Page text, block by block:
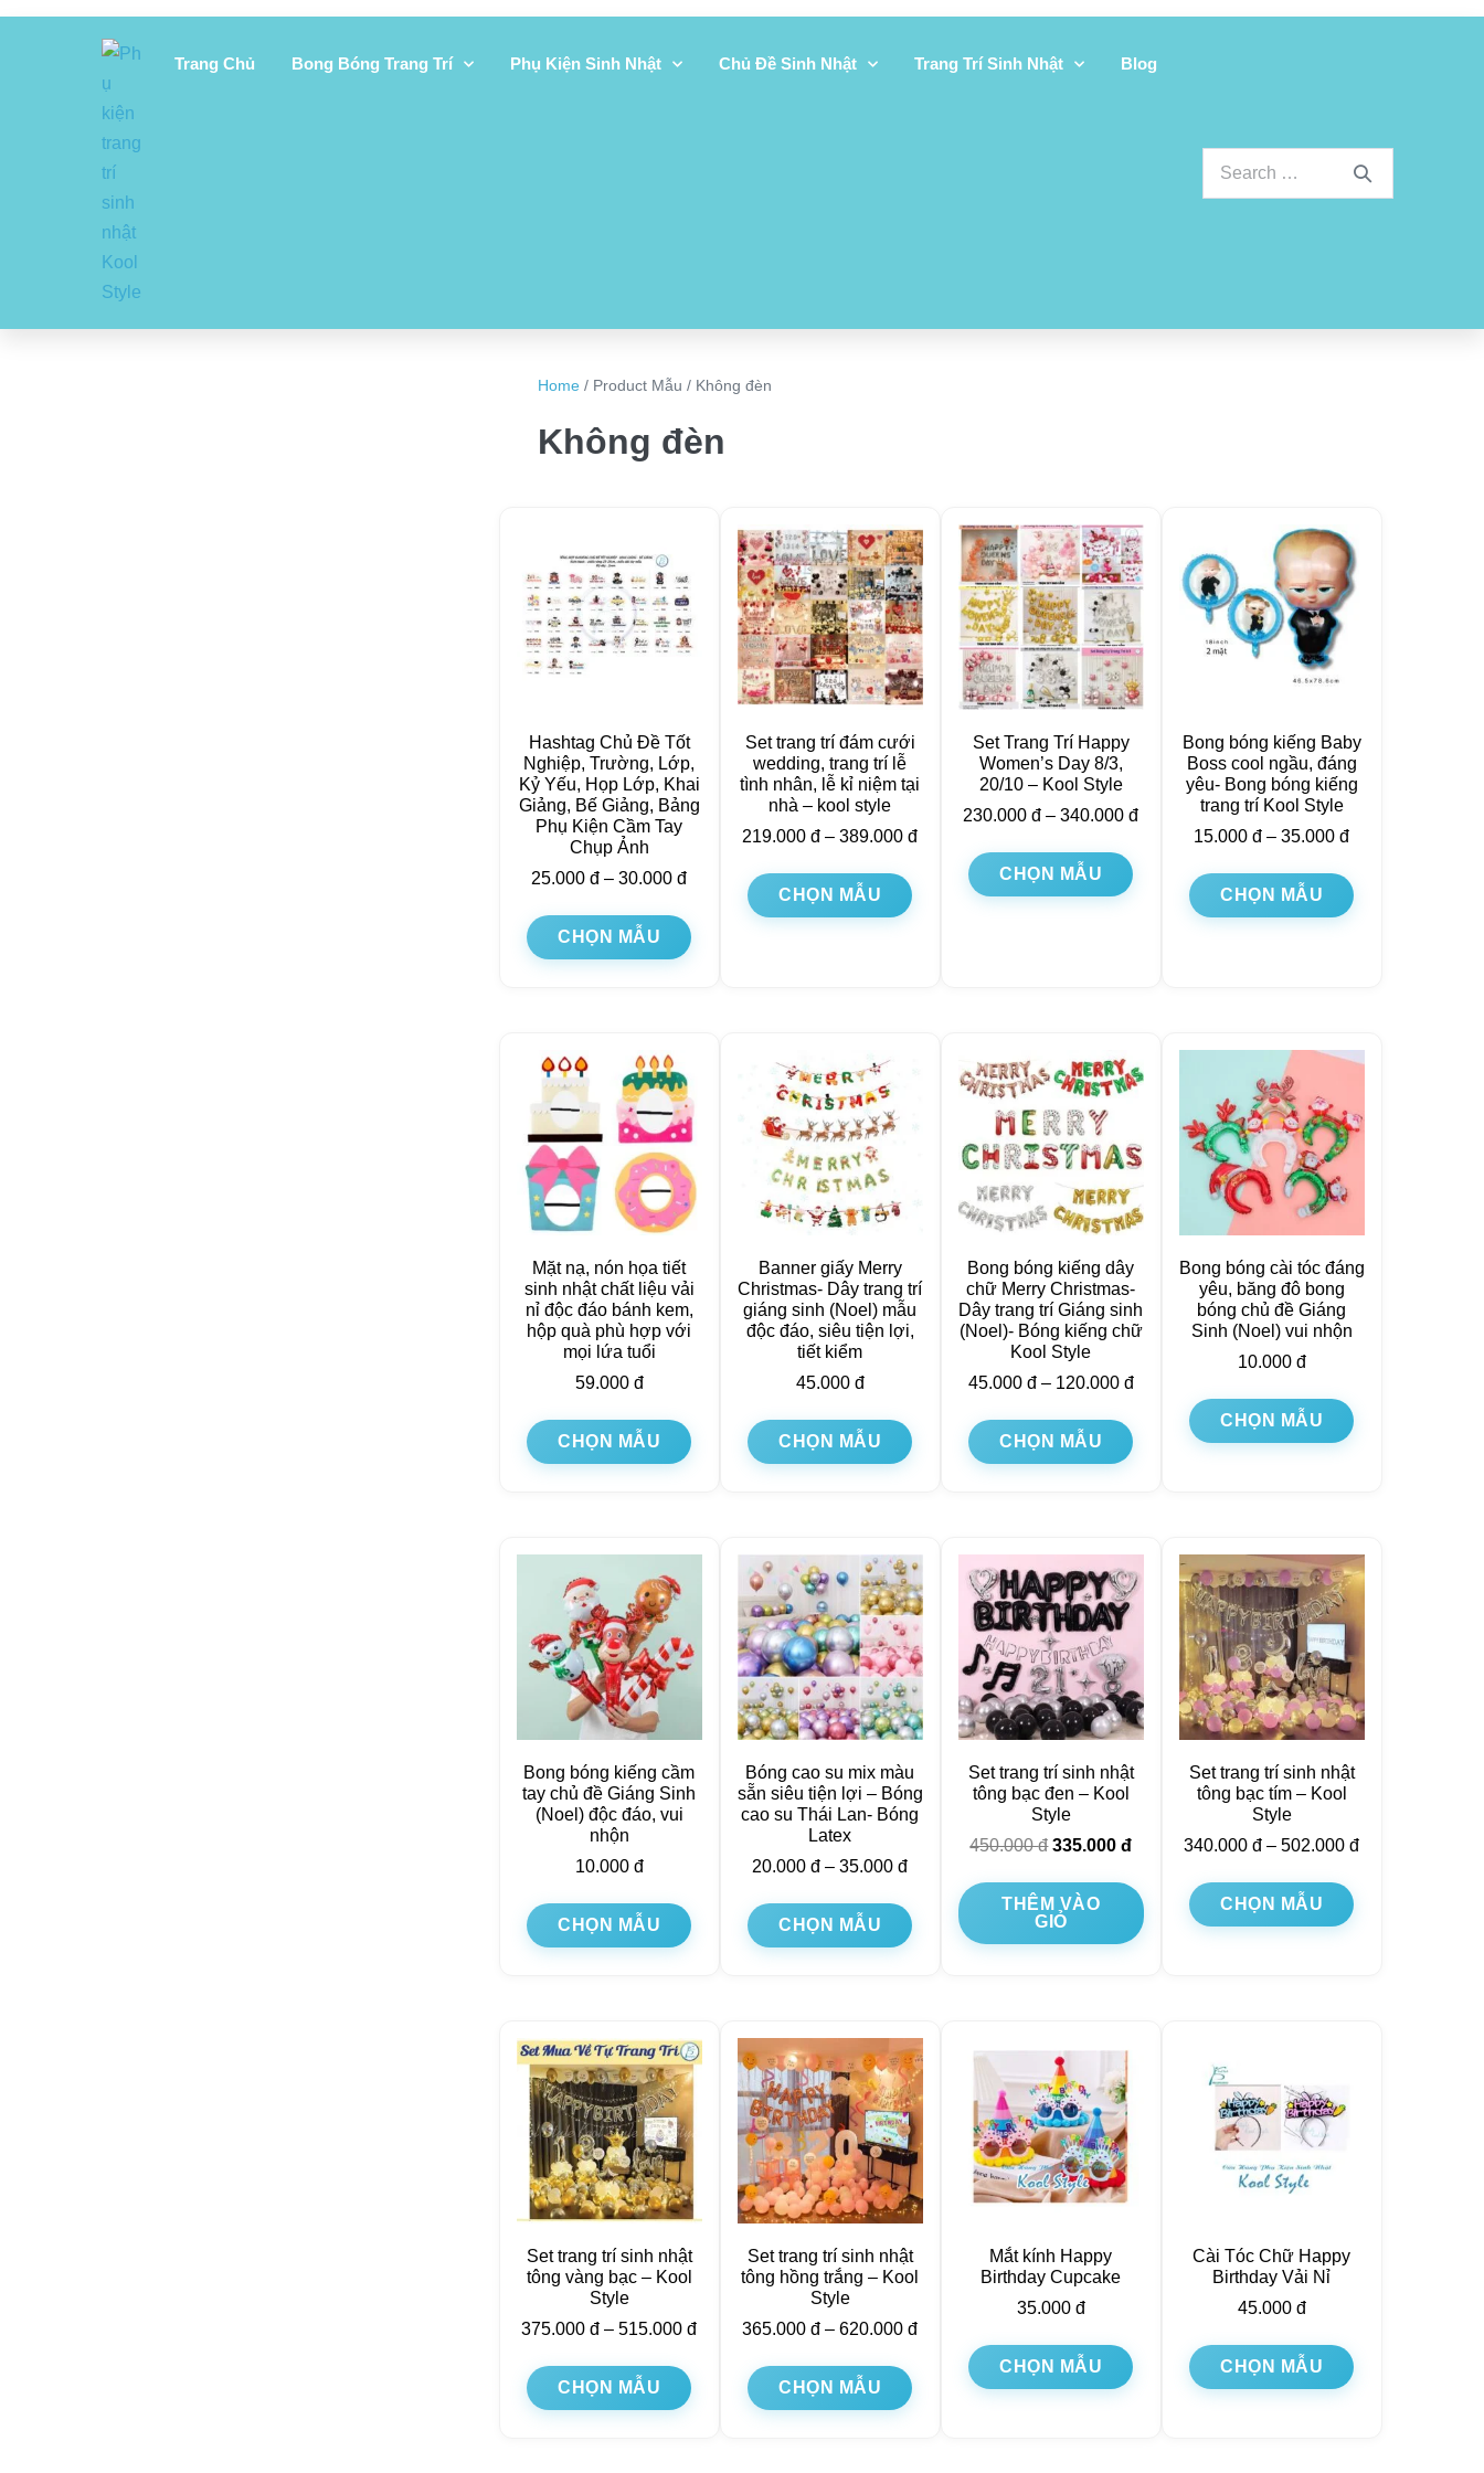
Trang Chủ Bong Bóng Trang Trí Phụ Kiện Sinh Nhật Chủ Đề Sinh Nhật Trang Trí Sinh Nhật Blog
Home/ Product Mẫu / Không đèn
Không đèn
Hashtag Chủ Đề Tốt
Nghiệp, Trường, Lớp,
Kỷ Yếu, Họp Lớp, Khai
Giảng, Bế Giảng, Bảng
Phụ Kiện Cầm Tay
Chụp Ảnh
25.000đ –30.000đ
CHỌN MẪU
Set trang trí đám cưới
wedding, trang trí lễ
tình nhân, lễ kỉ niệm tại
nhà – kool style
219.000đ –389.000đ
CHỌN MẪU
Set Trang Trí Happy
Women’s Day 8/3,
20/10 – Kool Style
230.000đ –340.000đ
CHỌN MẪU
Bong bóng kiếng Baby
Boss cool ngầu, đáng
yêu- Bong bóng kiếng
trang trí Kool Style
15.000đ –35.000đ
CHỌN MẪU
Mặt nạ, nón họa tiết
sinh nhật chất liệu vải
nỉ độc đáo bánh kem,
hộp quà phù hợp với
mọi lứa tuổi
59.000 đ
CHỌN MẪU
Banner giấy Merry
Christmas- Dây trang trí
giáng sinh (Noel) mẫu
độc đáo, siêu tiện lợi,
tiết kiểm
45.000 đ
CHỌN MẪU
Bong bóng kiếng dây
chữ Merry Christmas-
Dây trang trí Giáng sinh
(Noel)- Bóng kiếng chữ
Kool Style
45.000 đ– 120.000 đ
CHỌN MẪU
Bong bóng cài tóc đáng
yêu, băng đô bong
bóng chủ đề Giáng
Sinh (Noel) vui nhộn
10.000 đ
CHỌN MẪU
Bong bóng kiếng cầm
tay chủ đề Giáng Sinh
(Noel) độc đáo, vui
nhộn
10.000 đ
CHỌN MẪU
Bóng cao su mix màu
sẵn siêu tiện lợi – Bóng
cao su Thái Lan- Bóng
Latex
20.000đ –35.000đ
CHỌN MẪU
Set trang trí sinh nhật
tông bạc đen – Kool
Style
450.000đ 335.000đ
THÊM VÀO
GIỎ
Set trang trí sinh nhật
tông bạc tím – Kool
Style
340.000đ –502.000đ
CHỌN MẪU
Set trang trí sinh nhật
tông vàng bạc – Kool
Style
375.000đ –515.000đ
CHỌN MẪU
Set trang trí sinh nhật
tông hồng trắng – Kool
Style
365.000đ –620.000đ
CHỌN MẪU
Mắt kính Happy
Birthday Cupcake
35.000 đ
CHỌN MẪU
Cài Tóc Chữ Happy
Birthday Vải Nỉ
45.000 đ
CHỌN MẪU